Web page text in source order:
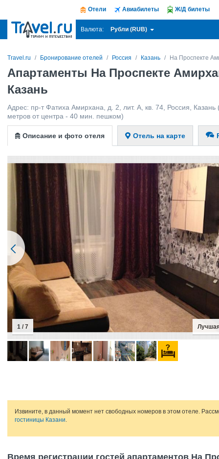
Отели Авиабилеты Ж/Д билеты
Валюта: Рубли (RUB)
Travel.ru Бронирование отелей Россия Казань На Проспекте
Апартаменты На Проспекте
Казань
Адрес: пр-т Фатиха Амирхана, д. 2, лит. А, кв. 74 Россия Казань
метров от центра - 40 мин. пешком)
Описание и фото отеля Отель на карте
2 / 7
Извините, в данный момент нет свободных номеров в этом отеле.
гостиницы Казани.
Время регистрации гостей апартаментов На